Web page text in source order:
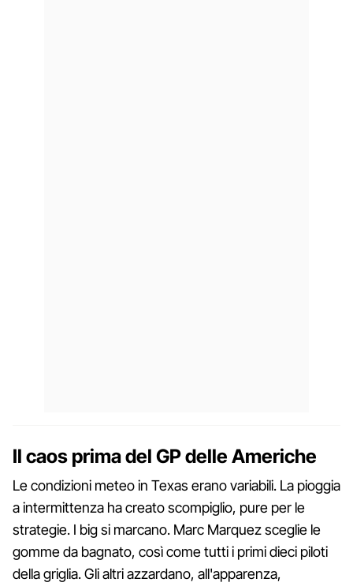
Il caos prima del GP delle Americhe
Le condizioni meteo in Texas erano variabili. La pioggia
a intermittenza ha creato scompiglio, pure per le
strategie. I big si marcano. Marc Marquez sceglie le
gomme da bagnato, così come tutti i primi dieci piloti
della griglia. Gli altri azzardano, all'apparenza,